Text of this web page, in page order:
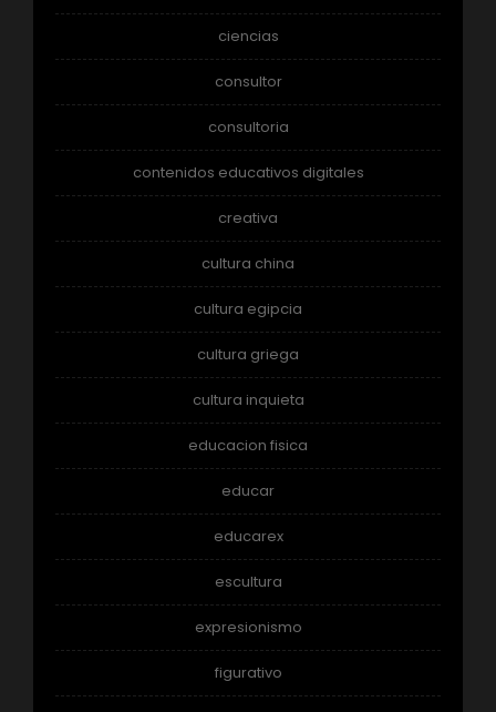
ciencias
consultor
consultoria
contenidos educativos digitales
creativa
cultura china
cultura egipcia
cultura griega
cultura inquieta
educacion fisica
educar
educarex
escultura
expresionismo
figurativo